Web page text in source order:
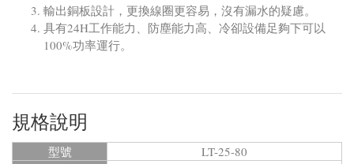
輸出銅板設計，更換線圈更容易，沒有漏水的疑慮。
具有24H工作能力、防塵能力高、冷卻設備足夠下可以
100%功率運行。
規格說明
型號
LT-25-80